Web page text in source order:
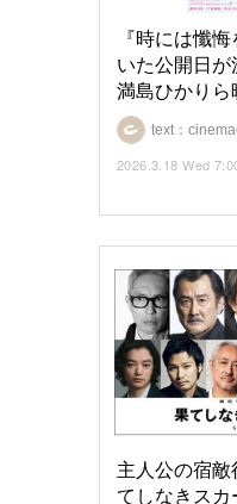
text：
『時には懺
いた公開日
満島ひかりら
2026.3.18 Wed
主人公の宿
てしなきスカ